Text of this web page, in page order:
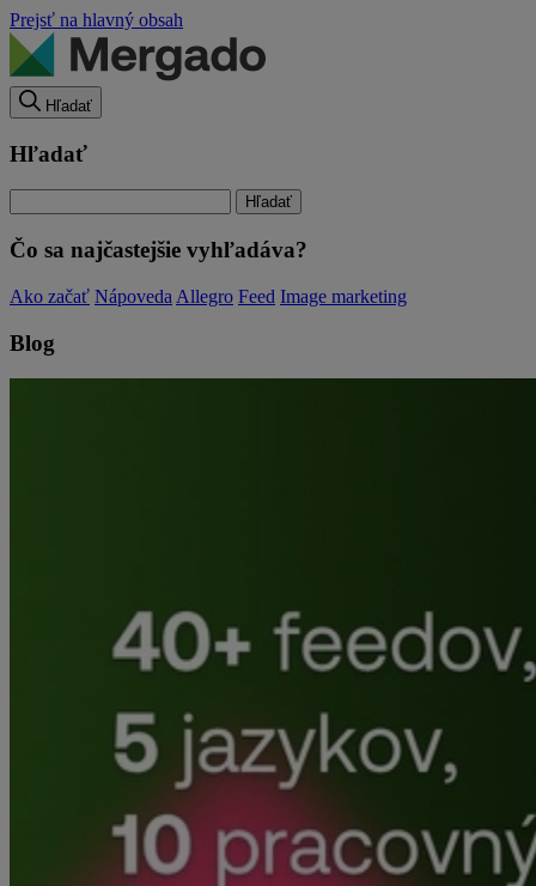
Prejsť na hlavný obsah
Hľadať
Hľadať
Čo sa najčastejšie vyhľadáva?
Ako začať Nápoveda Allegro Feed Image marketing
Blog